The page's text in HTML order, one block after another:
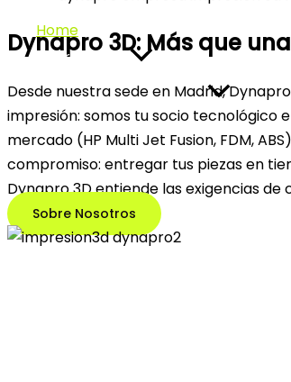
Home
Impresión 3D
Dynapro 3D: Más que
Desde nuestra sede en Madrid,
impresión: somos tu socio tecnológico
mercado (HP Multi Jet Fusion, FDM,
compromiso: entregar tus piezas en
Dynapro 3D entiende las exigencias
Sobre Nosotros